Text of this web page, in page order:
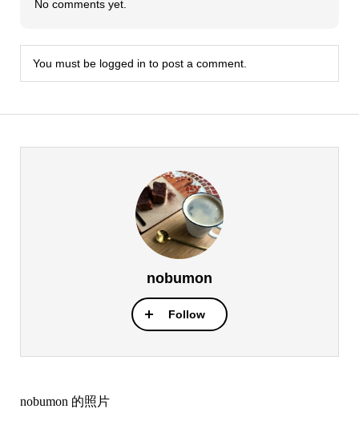
No comments yet.
You must be logged in to post a comment.
nobumon
Follow
nobumon 的照片